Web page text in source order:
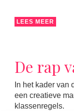
LEES MEER
De rap
In het kader van
een creatieve
klassenregels.